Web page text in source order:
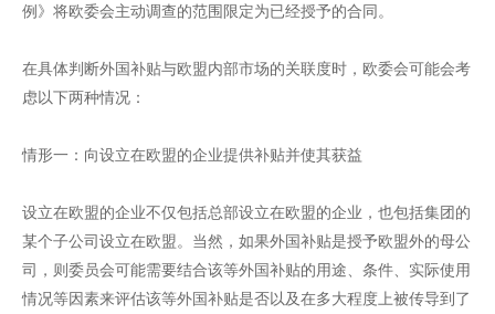
例》将欧委会主动调查的范围限定为已经授予的合同。
在具体判断外国补贴与欧盟内部市场的关联度时，欧委会可能会考
虑以下两种情况：
情形一：向设立在欧盟的企业提供补贴并使其获益
设立在欧盟的企业不仅包括总部设立在欧盟的企业，也包括集团的
某个子公司设立在欧盟。当然，如果外国补贴是授予欧盟外的母公
司，则委员会可能需要结合该等外国补贴的用途、条件、实际使用
情况等因素来评估该等外国补贴是否以及在多大程度上被传导到了